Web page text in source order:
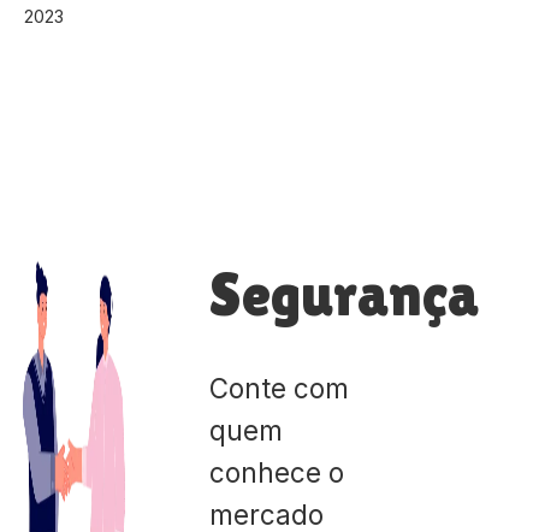
2023
Segurança
Conte com
quem
conhece o
mercado